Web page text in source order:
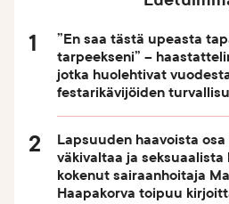
”En saa tästä upeasta
tarpeekseni” –
jotka huolehtivat
festarikävijöiden
Lapsuuden haavoista
väkivaltaa ja seksuaalista
kokenut sairaanhoitaja
Haapakorva toipuu